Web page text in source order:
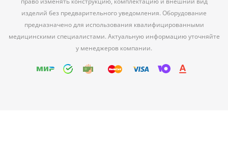
изделий без предварительного уведомления. Оборудование
предназначено для использования квалифицированными
медицинскими специалистами. Актуальную информацию уточняйте
у менеджеров компании.